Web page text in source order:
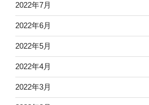
2022年7月
2022年6月
2022年5月
2022年4月
2022年3月